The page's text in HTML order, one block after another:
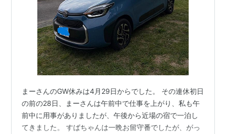
まーさんのGW休みは4月29日からでした。 その連休初日
の前の28日、まーさんは午前中で仕事を上がり、私も午
前中に用事がありましたが、午後から近場の宿で一泊し
てきました。 すばちゃんは一晩お留守番でしたが、がっ